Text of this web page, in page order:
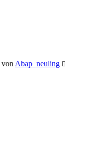
von Abap_neuling